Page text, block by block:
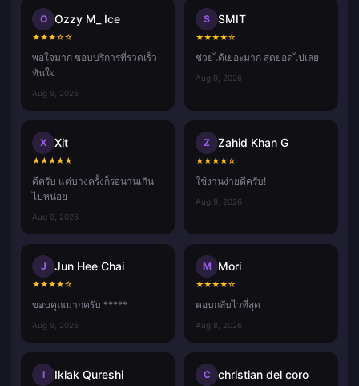
O Ozzy M_ Ice
★★★☆☆
พอใจมาก ชอบบริการที่รวดเร็ว
ทันใจ
Aug 9, 2026
S SMIT
★★★★☆
ช่วยได้เยอะมาก สุดยอดไปเลย
Aug 9, 2026
X Xit
★★★★★
ดีครับ แต่บางครั้งก็รอนานเกิน
ไปหน่อย
Aug 9, 2026
Z Zahid Khan G
★★★★☆
ใช้งานง่ายดีครับ!
Aug 9, 2026
J Jun Hee Chai
★★★★☆
ขอบคุณมากครับ *****
Aug 9, 2026
M Mori
★★★★☆
ตอบกลับไวที่สุด
Aug 8, 2026
I Iklak Qureshi C christian del coro